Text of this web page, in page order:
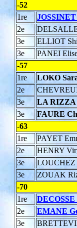
-52
1re
2e
3e
ELLIOT
3e
PANEI
-57
1re
LOKO
2e
3e
LA RIZZA
3e
FAURE
-63
1re
PAYET
2e
HENRY
3e
LOUCHEZ
3e
ZOUAK
-70
1re
2e
EMANE
3e